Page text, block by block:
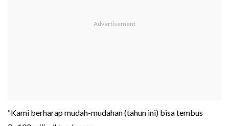
“Kami berharap mudah-mudahan (tahun ini) bisa tembus